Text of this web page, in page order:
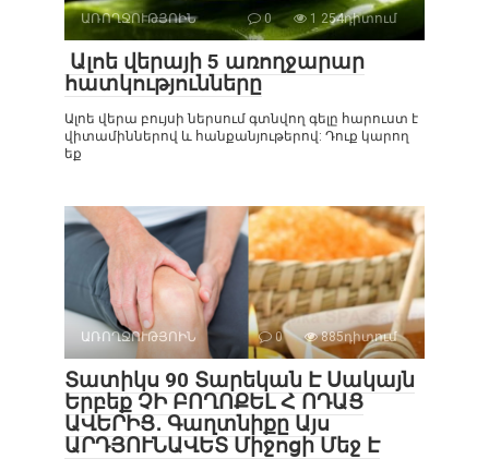
ԱՌՈՂՋՈՒԹՅՈԻՆ 0 1 254դիտում
Ալոե վերայի 5 առողջարար
հատկությունները
Ալոե վերա բույսի ներսում գտնվող գելը հարուստ է
վիտամիններով և հանքանյութերով: Դուք կարող
եք
ԱՌՈՂՋՈՒԹՅՈԻՆ 0 885դիտում
Տատիկս 90 Տարեկան Է Սակայն
Երբեք ՉԻ ԲՈՂՈՔԵԼ Հ ՈԴԱՑ
ԱՎԵՐԻՑ․ Գաղտնիքը Այս
ԱՐԴՅՈՒՆԱՎԵՏ Միջոցի Մեջ Է